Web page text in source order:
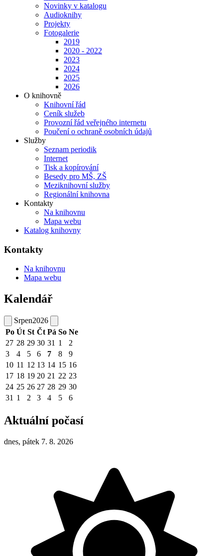
Novinky v katalogu
Audioknihy
Projekty
Fotogalerie
2019
2020 - 2022
2023
2024
2025
2026
O knihovně
Knihovní řád
Ceník služeb
Provozní řád veřejného internetu
Poučení o ochraně osobních údajů
Služby
Seznam periodik
Internet
Tisk a kopírování
Besedy pro MŠ, ZŠ
Meziknihovní služby
Regionální knihovna
Kontakty
Na knihovnu
Mapa webu
Katalog knihovny
Kontakty
Na knihovnu
Mapa webu
Kalendář
Srpen2026
Po Út St Čt Pá So Ne
27 28 29 30 31 1
2
3
4 5 6 7 8
9
10 11 12 13 14 15 16
17 18 19 20 21 22 23
24 25 26 27 28 29 30
31 1 2 3 4 5 6
Aktuální počasí
dnes, pátek 7. 8. 2026